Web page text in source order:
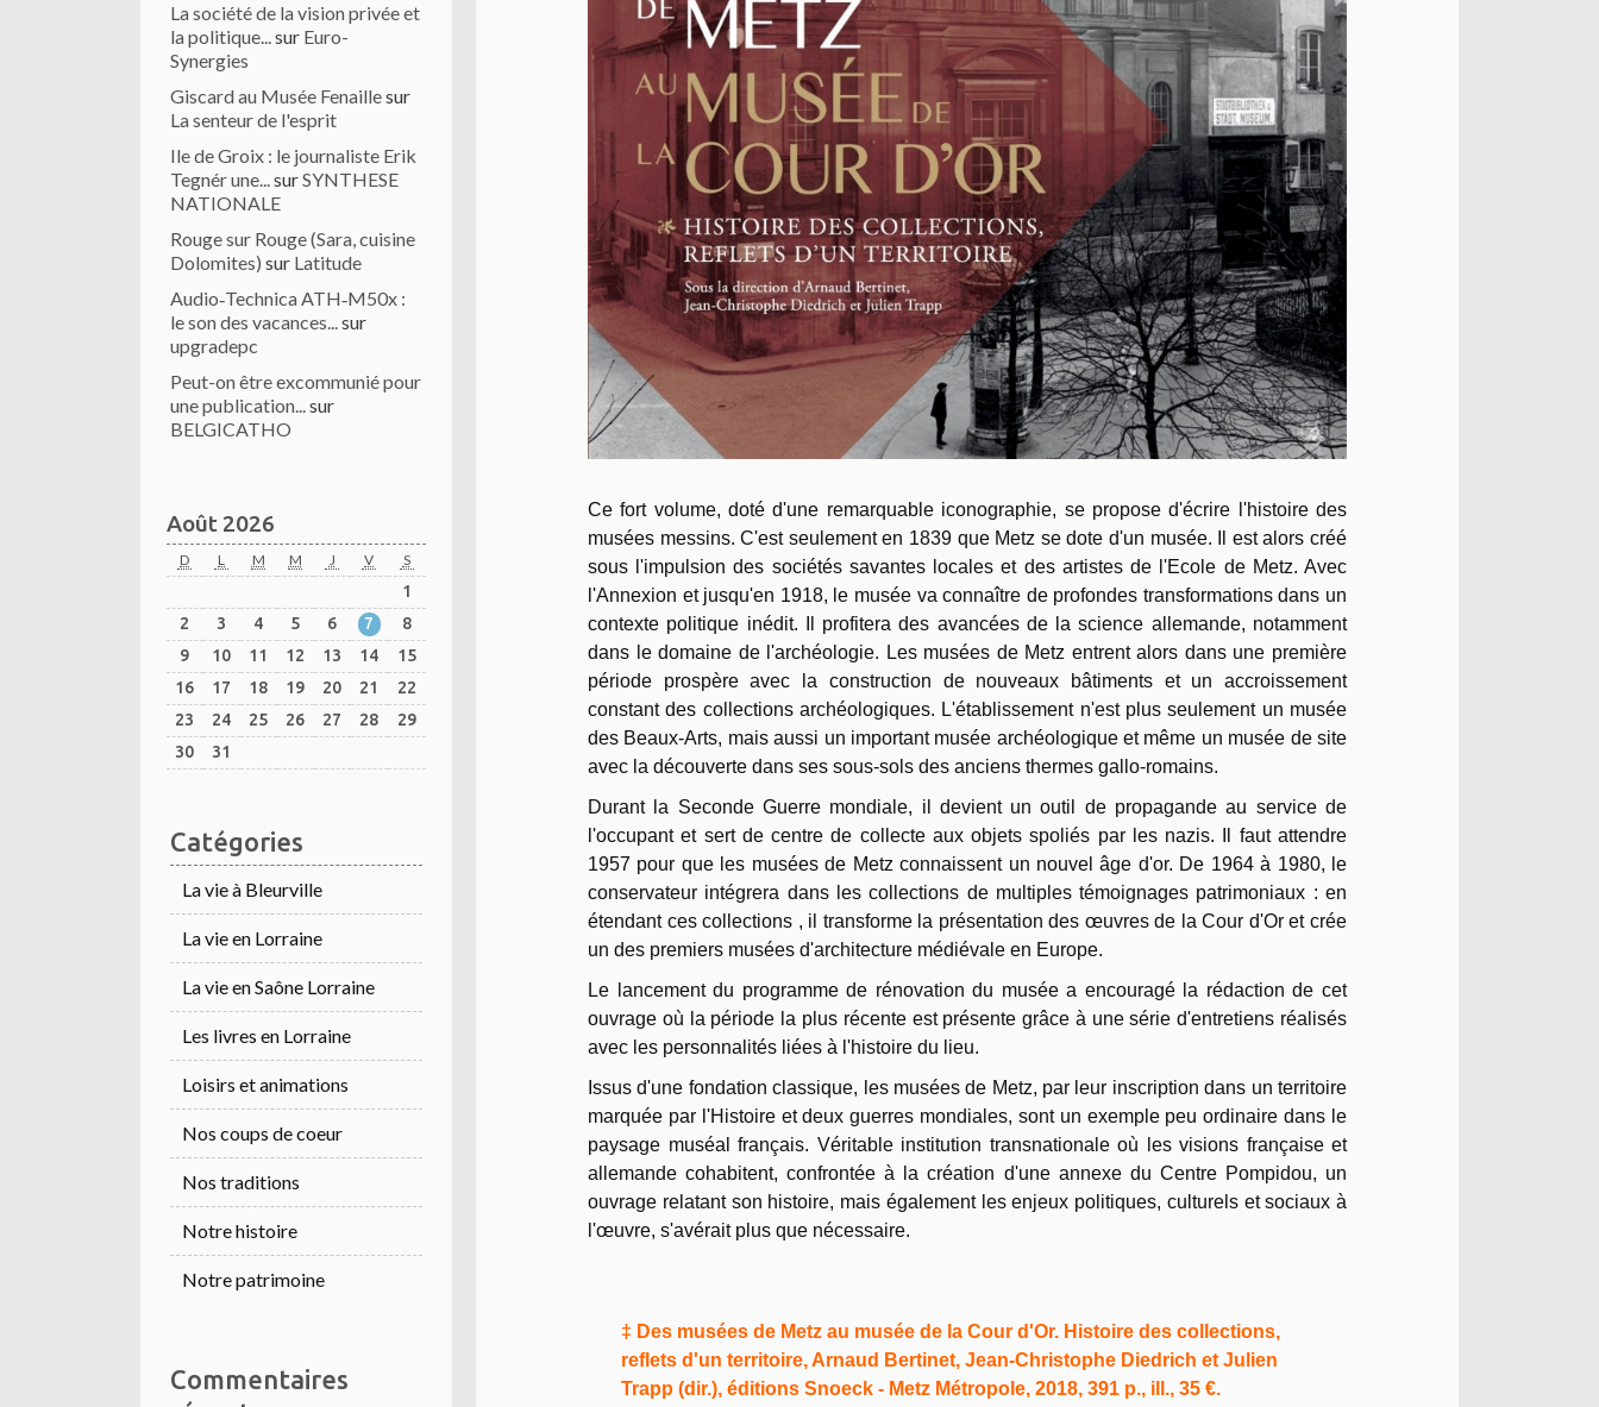
La société de la vision privée et
la politique...sur Euro-
Synergies
Giscard au Musée Fenaillesur
La senteur de l'esprit
Ile de Groix : le journaliste Erik
Tegnér une...surSYNTHESE
NATIONALE
Rouge sur Rouge (Sara, cuisine
Dolomites) sur Latitude
Audio‑Technica ATH‑M50x :
le son des vacances...sur
upgradepc
Peut-on être excommunié pour
une publication...sur
BELGICATHO
Août 2026
D L M M J V S
1
2
3 4 5 6 7
8
9
10 11 12 13 14
15
16
17 18 19 20 21
22
23
24 25 26 27 28
29
30
31
Catégories
La vie à Bleurville
La vie en Lorraine
La vie en Saône Lorraine
Les livres en Lorraine
Loisirs et animations
Nos coups de coeur
Nos traditions
Notre histoire
Notre patrimoine
Commentaires
Ce fort volume, doté d'une remarquable iconographie, se propose d'écrire l'histoire des
musées messins. C'est seulement en 1839 que Metz se dote d'un musée. Il est alors créé
sous l'impulsion des sociétés savantes locales et des artistes de l'Ecole de Metz. Avec
l'Annexion et jusqu'en 1918, le musée va connaître de profondes transformations dans un
contexte politique inédit. Il profitera des avancées de la science allemande, notamment
dans le domaine de l'archéologie. Les musées de Metz entrent alors dans une première
période prospère avec la construction de nouveaux bâtiments et un accroissement
constant des collections archéologiques. L'établissement n'est plus seulement un musée
des Beaux-Arts, mais aussi un important musée archéologique et même un musée de site
avec la découverte dans ses sous-sols des anciens thermes gallo-romains.
Durant la Seconde Guerre mondiale, il devient un outil de propagande au service de
l'occupant et sert de centre de collecte aux objets spoliés par les nazis. Il faut attendre
1957 pour que les musées de Metz connaissent un nouvel âge d'or. De 1964 à 1980, le
conservateur intégrera dans les collections de multiples témoignages patrimoniaux : en
étendant ces collections , il transforme la présentation des œuvres de la Cour d'Or et crée
un des premiers musées d'architecture médiévale en Europe.
Le lancement du programme de rénovation du musée a encouragé la rédaction de cet
ouvrage où la période la plus récente est présente grâce à une série d'entretiens réalisés
avec les personnalités liées à l'histoire du lieu.
Issus d'une fondation classique, les musées de Metz, par leur inscription dans un territoire
marquée par l'Histoire et deux guerres mondiales, sont un exemple peu ordinaire dans le
paysage muséal français. Véritable institution transnationale où les visions française et
allemande cohabitent, confrontée à la création d'une annexe du Centre Pompidou, un
ouvrage relatant son histoire, mais également les enjeux politiques, culturels et sociaux à
l'œuvre, s'avérait plus que nécessaire.
‡ Des musées de Metz au musée de la Cour d'Or. Histoire des collections,
reflets d'un territoire, Arnaud Bertinet, Jean-Christophe Diedrich et Julien
Trapp (dir.), éditions Snoeck - Metz Métropole, 2018, 391 p., ill., 35 €.